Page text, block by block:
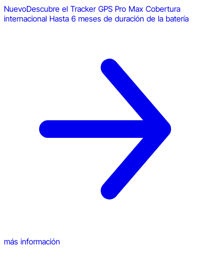
NuevoDescubre el Tracker GPS Pro Max Cobertura
internacional Hasta 6 meses de duración de la batería
más información